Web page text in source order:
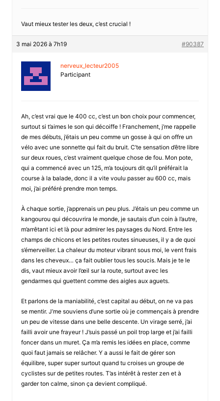
Vaut mieux tester les deux, c’est crucial !
3 mai 2026 à 7h19 #90387
nerveux_lecteur2005
Participant
Ah, c’est vrai que le 400 cc, c’est un bon choix pour commencer,
surtout si t’aimes le son qui décoiffe ! Franchement, j’me rappelle
de mes débuts, j’étais un peu comme un gosse à qui on offre un
vélo avec une sonnette qui fait du bruit. C’te sensation d’être libre
sur deux roues, c’est vraiment quelque chose de fou. Mon pote,
qui a commencé avec un 125, m’a toujours dit qu’il préférait la
course à la balade, donc il a vite voulu passer au 600 cc, mais
moi, j’ai préféré prendre mon temps.
À chaque sortie, j’apprenais un peu plus. J’étais un peu comme un
kangourou qui découvrira le monde, je sautais d’un coin à l’autre,
m’arrêtant ici et là pour admirer les paysages du Nord. Entre les
champs de chicons et les petites routes sinueuses, il y a de quoi
s’émerveiller. La chaleur du moteur vibrant sous moi, le vent frais
dans les cheveux… ça fait oublier tous les soucis. Mais je te le
dis, vaut mieux avoir l’œil sur la route, surtout avec les
gendarmes qui guettent comme des aigles aux aguets.
Et parlons de la maniabilité, c’est capital au début, on ne va pas
se mentir. J’me souviens d’une sortie où je commençais à prendre
un peu de vitesse dans une belle descente. Un virage serré, j’ai
failli avoir une frayeur ! J’suis passé un poil trop large et j’ai failli
foncer dans un muret. Ça m’a remis les idées en place, comme
quoi faut jamais se relâcher. Y a aussi le fait de gérer son
équilibre, super super surtout quand tu croises un groupe de
cyclistes sur de petites routes. T’as intérêt à rester zen et à
garder ton calme, sinon ça devient compliqué.